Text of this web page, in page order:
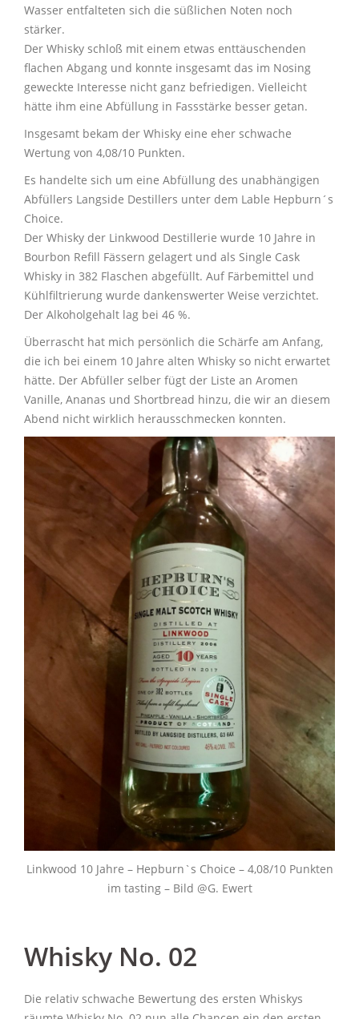
Wasser entfalteten sich die süßlichen Noten noch
stärker.
Der Whisky schloß mit einem etwas enttäuschenden
flachen Abgang und konnte insgesamt das im Nosing
geweckte Interesse nicht ganz befriedigen. Vielleicht
hätte ihm eine Abfüllung in Fassstärke besser getan.
Insgesamt bekam der Whisky eine eher schwache
Wertung von 4,08/10 Punkten.
Es handelte sich um eine Abfüllung des unabhängigen
Abfüllers Langside Destillers unter dem Lable Hepburn´s
Choice.
Der Whisky der Linkwood Destillerie wurde 10 Jahre in
Bourbon Refill Fässern gelagert und als Single Cask
Whisky in 382 Flaschen abgefüllt. Auf Färbemittel und
Kühlfiltrierung wurde dankenswerter Weise verzichtet.
Der Alkoholgehalt lag bei 46 %.
Überrascht hat mich persönlich die Schärfe am Anfang,
die ich bei einem 10 Jahre alten Whisky so nicht erwartet
hätte. Der Abfüller selber fügt der Liste an Aromen
Vanille, Ananas und Shortbread hinzu, die wir an diesem
Abend nicht wirklich herausschmecken konnten.
Linkwood 10 Jahre – Hepburn`s Choice – 4,08/10 Punkten
im tasting – Bild @G. Ewert
Whisky No. 02
Die relativ schwache Bewertung des ersten Whiskys